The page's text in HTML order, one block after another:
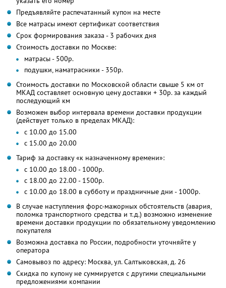
Предъявляйте распечатанный купон на месте
Все матрасы имеют сертификат соответствия
Срок формирования заказа - 3 рабочих дня
Стоимость доставки по Москве:
матрасы - 500р.
подушки, наматрасники - 350р.
Стоимость доставки по Московской области свыше 5 км от
МКАД составляет основную цену доставки + 30р. за каждый
последующий км
Возможен выбор интервала времени доставки продукции
(действует только в пределах МКАД):
с 10.00 до 15.00
с 15.00 до 20.00
Тариф за доставку «к назначенному времени»:
с 10.00 до 18.00 - 1000р.
с 18.00 до 22.00 - 1500р.
с 10.00 до 18.00 в субботу и праздничные дни - 1000р.
В случае наступления форс-мажорных обстоятельств (авария,
поломка транспортного средства и т.д.) возможно изменение
времени доставки продукции по обязательному уведомлению
покупателя
Возможна доставка по России, подробности уточняйте у
оператора
Самовывоз по адресу: Москва, ул. Салтыковская, д. 26
Скидка по купону не суммируется с другими специальными
предложениями компании